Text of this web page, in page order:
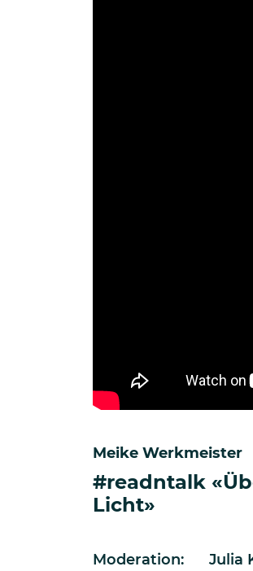
Meike Werkmeister
#readntalk
Licht»
Moderation:
Julia